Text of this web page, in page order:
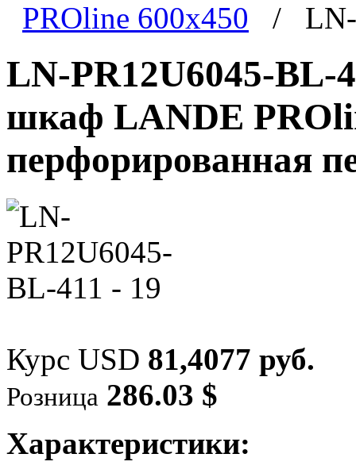
PROline 600x450 / LN-
LN-PR12U6045-BL-
шкаф LANDE
перфорированная
Курс USD 81,4077 руб.
Розница 286.03 $
Характеристики: